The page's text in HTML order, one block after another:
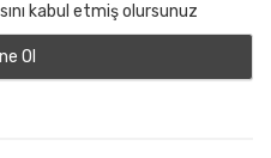
kabul etmiş olursunuz